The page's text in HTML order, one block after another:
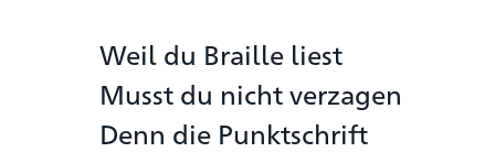
Weil du Braille liest
Musst du nicht verzagen
Denn die Punktschrift